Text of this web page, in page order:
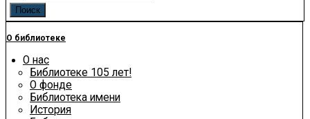
О библиотеке
О нас
Библиотеке 105 лет!
О фонде
Библиотека имени
История